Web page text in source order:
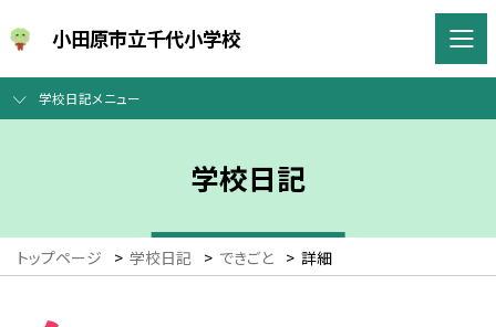
小田原市立千代小学校
学校日記メニュー
学校日記
トップページ > 学校日記 > できごと > 詳細